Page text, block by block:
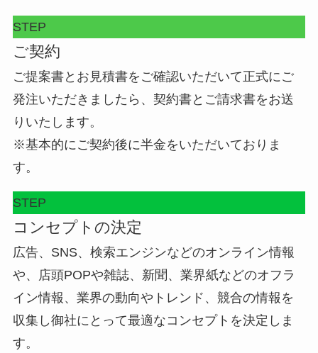
STEP
ご契約
ご提案書とお見積書をご確認いただいて正式にご
発注いただきましたら、契約書とご請求書をお送
りいたします。
※基本的にご契約後に半金をいただいておりま
す。
STEP
コンセプトの決定
広告、SNS、検索エンジンなどのオンライン情報
や、店頭POPや雑誌、新聞、業界紙などのオフラ
イン情報、業界の動向やトレンド、競合の情報を
収集し御社にとって最適なコンセプトを決定しま
す。